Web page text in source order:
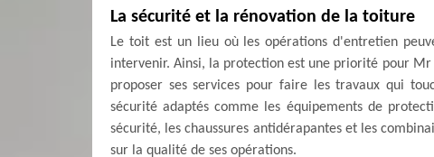
La sécurité et la rénovation de la toiture
Le toit est un lieu où les opérations d'entretien
intervenir. Ainsi, la protection est une priorité pour
proposer ses services pour faire les travaux qui
sécurité adaptés comme les équipements de
sécurité, les chaussures antidérapantes et les
sur la qualité de ses opérations.